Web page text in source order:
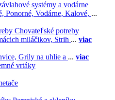
systémy a vodárne
Ponorné, Vodárne, Kalové, ...
Chovateľské potreby
miláčikov, Strih ... viac
Grily na uhlie a ... viac
vrtáky